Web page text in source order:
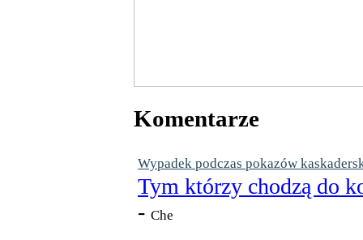
Komentarze
Wypadek podczas pokazów
Tym którzy chodzą do
- Che